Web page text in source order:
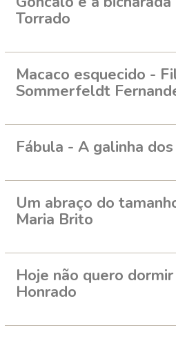
Torrado
Macaco esquecido -
Sommerfeldt
Fábula - A galinha
Um abraço do
Maria Brito
Hoje não quero
Honrado